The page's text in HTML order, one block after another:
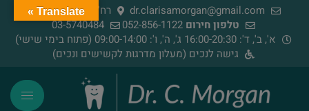
dr.clarisamorgan@gmail.com
רח' הירדן 91, רמת גן
טלפון חירום
03-5740484
א', ב', ד': 16:00-20:30 ג', ה', ו': 09:00-14:00 (פתוח בימי שישי)
גישה לנכים (מעלון מדרגות לקשישים ונכים)
Translate »